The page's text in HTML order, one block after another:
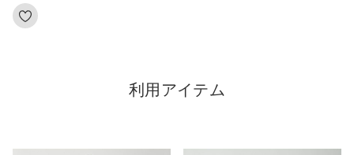
利用アイテム